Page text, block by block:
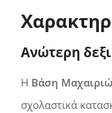
Ανώτερη
Η Βάση
σχολαστικά